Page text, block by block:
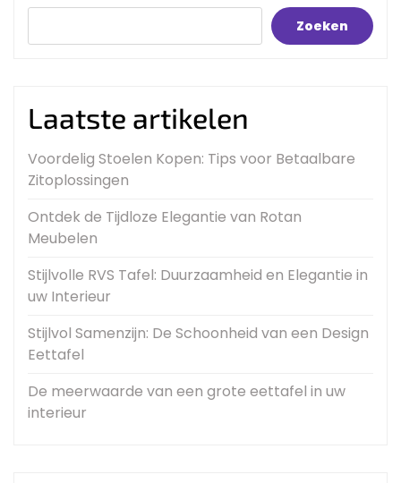
Zoeken
Laatste artikelen
Voordelig Stoelen Kopen: Tips voor Betaalbare
Zitoplossingen
Ontdek de Tijdloze Elegantie van Rotan
Meubelen
Stijlvolle RVS Tafel: Duurzaamheid en Elegantie in
uw Interieur
Stijlvol Samenzijn: De Schoonheid van een Design
Eettafel
De meerwaarde van een grote eettafel in uw
interieur